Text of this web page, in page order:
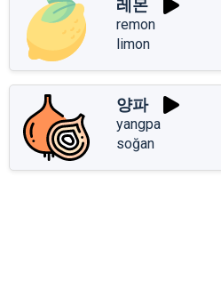
레몬
remon
limon
양파
yangpa
soğan